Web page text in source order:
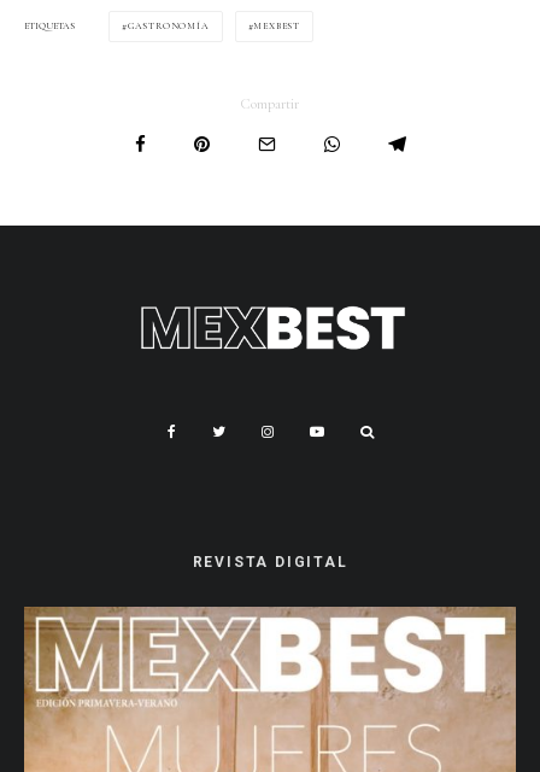
ETIQUETAS GASTRONOMÍA MEXBEST
Compartir
REVISTA DIGITAL